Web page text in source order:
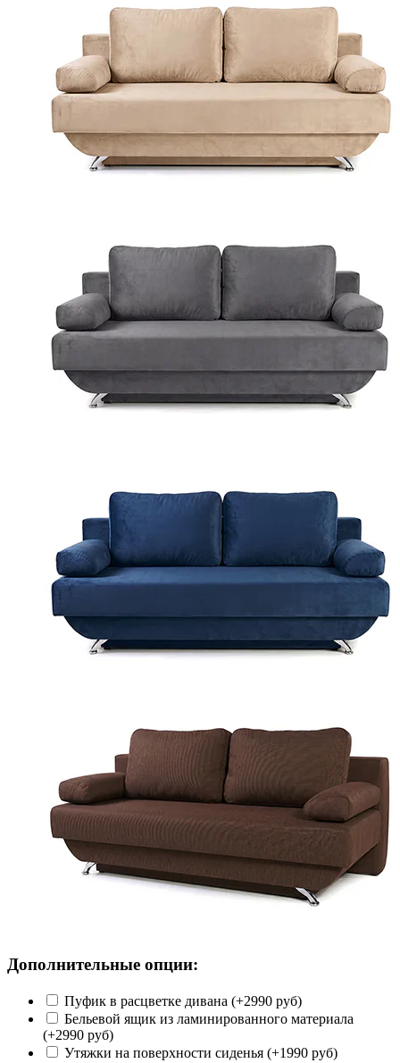
Дополнительные опции:
Пуфик в расцветке дивана (+2990 руб)
Бельевой ящик из ламинированного материала
(+2990 руб)
Утяжки на поверхности сиденья (+1990 руб)